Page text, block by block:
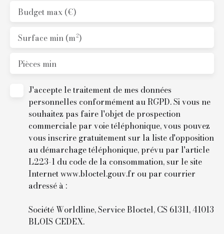
Budget max (€)
Surface min (m²)
Pièces min
J'accepte le traitement de mes données
personnelles conformément au RGPD. Si vous ne
souhaitez pas faire l'objet de prospection
commerciale par voie téléphonique, vous pouvez
vous inscrire gratuitement sur la liste d'opposition
au démarchage téléphonique, prévu par l'article
L223-1 du code de la consommation, sur le site
Internet www.bloctel.gouv.fr ou par courrier
adressé à :
Société Worldline, Service Bloctel, CS 61311, 41013
BLOIS CEDEX.